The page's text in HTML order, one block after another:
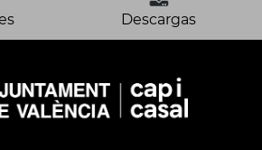
Descargas